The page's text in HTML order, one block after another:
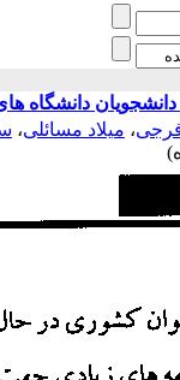
دانشگاه های
، میلاد مسائلی،